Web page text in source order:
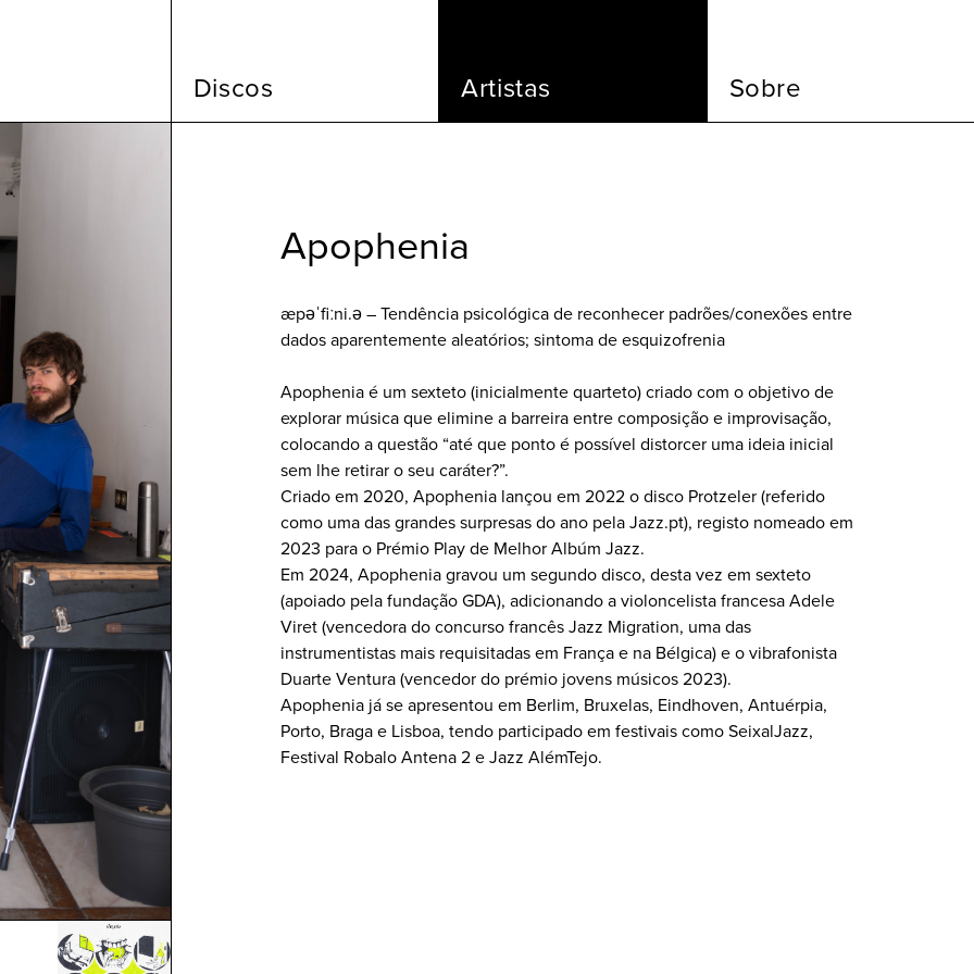
Discos Artistas Sobre
Apophenia
æpəˈfiːni.ə – Tendência psicológica de reconhecer padrões/conexões entre
dados aparentemente aleatórios; sintoma de esquizofrenia
Apophenia é um sexteto (inicialmente quarteto) criado com o objetivo de
explorar música que elimine a barreira entre composição e improvisação,
colocando a questão “até que ponto é possível distorcer uma ideia inicial
sem lhe retirar o seu caráter?”.
Criado em 2020, Apophenia lançou em 2022 o disco Protzeler (referido
como uma das grandes surpresas do ano pela Jazz.pt), registo nomeado em
2023 para o Prémio Play de Melhor Albúm Jazz.
Em 2024, Apophenia gravou um segundo disco, desta vez em sexteto
(apoiado pela fundação GDA), adicionando a violoncelista francesa Adele
Viret (vencedora do concurso francês Jazz Migration, uma das
instrumentistas mais requisitadas em França e na Bélgica) e o vibrafonista
Duarte Ventura (vencedor do prémio jovens músicos 2023).
Apophenia já se apresentou em Berlim, Bruxelas, Eindhoven, Antuérpia,
Porto, Braga e Lisboa, tendo participado em festivais como SeixalJazz,
Festival Robalo Antena 2 e Jazz AlémTejo.